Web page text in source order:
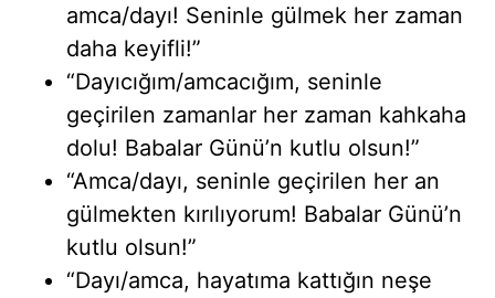
amca/dayı! Seninle gülmek her zaman
daha keyifli!”
“Dayıcığım/amcacığım, seninle
geçirilen zamanlar her zaman kahkaha
dolu! Babalar Günü’n kutlu olsun!”
“Amca/dayı, seninle geçirilen her an
gülmekten kırılıyorum! Babalar Günü’n
kutlu olsun!”
“Dayı/amca, hayatıma kattığın neşe